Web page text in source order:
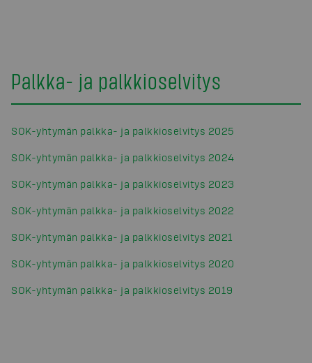
Palkka- ja palkkioselvitys
SOK-yhtymän palkka- ja palkkioselvitys 2025
SOK-yhtymän palkka- ja palkkioselvitys 2024
SOK-yhtymän palkka- ja palkkioselvitys 2023
SOK-yhtymän palkka- ja palkkioselvitys 2022
SOK-yhtymän palkka- ja palkkioselvitys 2021
SOK-yhtymän palkka- ja palkkioselvitys 2020
SOK-yhtymän palkka- ja palkkioselvitys 2019